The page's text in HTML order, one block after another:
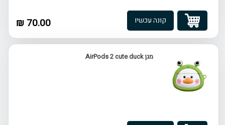
70.00 ₪ קונה עכשיו
מגן AirPods 2 cute duck